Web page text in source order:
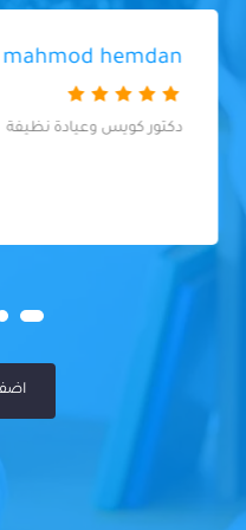
خالد محمود
يشهد الله أنه من
كل المرضى عنده